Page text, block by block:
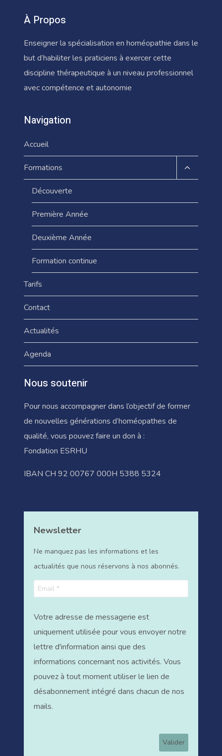
À Propos
Enseigner la spécialisation en homéopathie dans le
but d’habiliter les praticiens à exercer cette
discipline thérapeutique à un niveau professionnel
avec compétence et autonomie
Navigation
Accueil
Formations
Ouvrir/
le
enfant
Découverte
Première Année
Deuxième Année
Formation continue
Tarifs
Contact
Actualités
Agenda
Nous soutenir
Pour nous accompagner dans l’objectif de former
de nouvelles générations d’homéopathes de
qualité, vous pouvez faire un don à :
Fondation ESRHU
IBAN CH 92 00767 000H 5388 5324
Newsletter
Ne manquez pas les informations et les
actualités que nous réservons à nos abonnés.
Votre adresse de messagerie est
uniquement utilisée pour vous envoyer notre
lettre d'information ainsi que des
informations concernant nos activités. Vous
pouvez à tout moment utiliser le lien de
désabonnement intégré dans chacun de nos
mails.